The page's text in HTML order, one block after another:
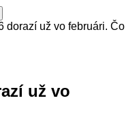
dorazí už vo februári. Čo
už vo